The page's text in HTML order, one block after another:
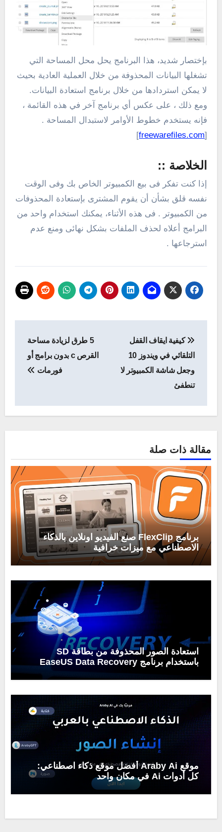
بإختصار شديد، هذا البرنامج يحل محل المساحة التي
تشغلها البيانات المحذوفة من خلال العملية العادية بحيث
لا يمكن استردادها من خلال برنامج استعادة البيانات.
ومع ذلك ، على عكس أي برنامج آخر في هذه القائمة ،
فإنه يستخدم خطوط الأوامر لاستبدال المساحة .
[
freewarefiles.com
]
الخلاصة ::
إذا كنت تفكر فى بيع الكمبيوتر الخاص بك وفى الوقت
نفسه قلق بشأن أن يقوم المشترى بإستعادة المحذوفات
من الكمبيوتر . فى هذه الأثناء، يمكنك استخدام واحد من
البرامج أعلاه لحذف الملفات بشكل نهائى ومنع عدم
استرجاعها .
المقالات
كيفية ايقاف القفل
التلقائي في ويندوز 10
وجعل شاشة الكمبيوتر لا
تنطفئ
5 طرق لزيادة مساحة
القرص c بدون برامج أو
فورمات
مقالة ذات صلة
برنامج FlexClip صنع الفيديو اونلاين بالذكاء
الاصطناعي مع ميزات خرافية
استعادة الصور المحذوفة من بطاقة SD
باستخدام برنامج EaseUS Data Recovery
موقع Araby Ai أفضل موقع ذكاء اصطناعي:
كل أدوات Ai في مكان واحد